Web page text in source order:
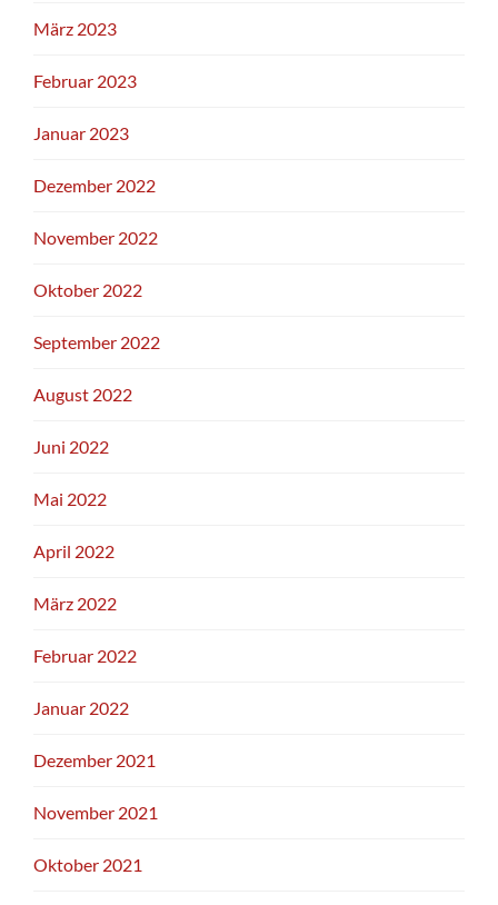
März 2023
Februar 2023
Januar 2023
Dezember 2022
November 2022
Oktober 2022
September 2022
August 2022
Juni 2022
Mai 2022
April 2022
März 2022
Februar 2022
Januar 2022
Dezember 2021
November 2021
Oktober 2021